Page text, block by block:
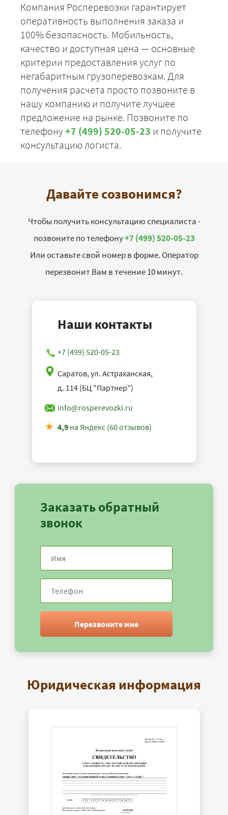
Компания Росперевозки гарантирует
оперативность выполнения заказа и
100% безопасность. Мобильность,
качество и доступная цена — основные
критерии предоставления услуг по
негабаритным грузоперевозкам. Для
получения расчета просто позвоните в
нашу компанию и получите лучшее
предложение на рынке. Позвоните по
телефону+7 (499) 520-05-23 и получите
консультацию логиста.
Давайте созвонимся?
Чтобы получить консультацию специалиста -
позвоните по телефону+7 (499) 520-05-23
Или оставьте свой номер в форме. Оператор
перезвонит Вам в течение 10 минут.
Наши контакты
+7 (499) 520-05-23
Саратов, ул. Астраханская,
д. 114 (БЦ "Партнер")
info@rosperevozki.ru
4,9на Яндекс (60 отзывов)
Заказать обратный
звонок
Перезвоните мне
Юридическая информация